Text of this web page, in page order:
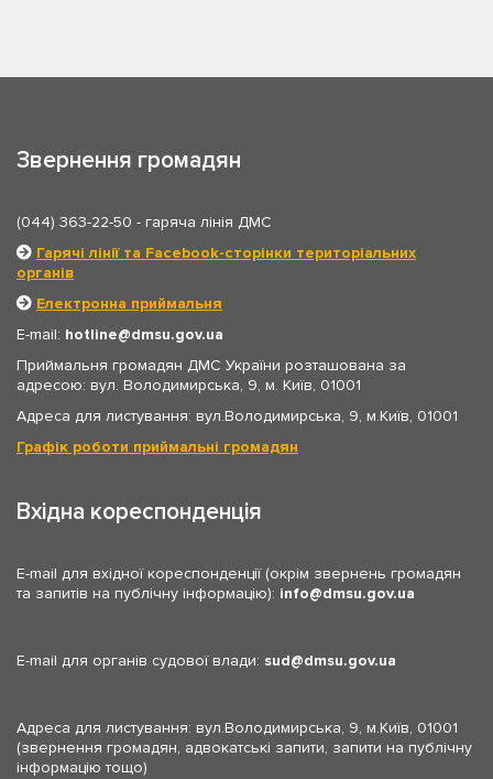
Звернення громадян
(044) 363-22-50 - гаряча лінія ДМС
Гарячі лінії та Facebook-сторінки територіальних
органів
Електронна приймальня
E-mail: hotline
dmsu.gov.ua
Приймальня громадян ДМС України розташована за
адресою: вул. Володимирська, 9, м. Київ, 01001
Адреса для листування: вул.Володимирська, 9, м.Київ, 01001
Графік роботи приймальні громадян
Вхідна кореспонденція
E-mail для вхідної кореспонденції (окрім звернень громадян
та запитів на публічну інформацію): info dmsu.gov.ua
E-mail для органів судової влади: sud dmsu.gov.ua
Адреса для листування: вул.Володимирська, 9, м.Київ, 01001
(звернення громадян, адвокатські запити, запити на публічну
інформацію тощо)